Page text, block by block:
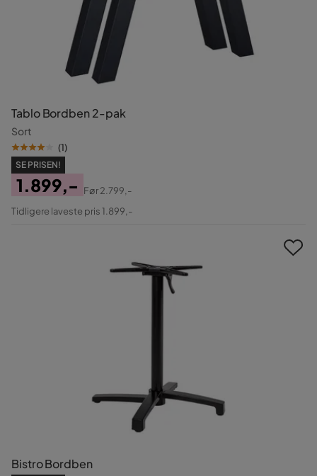
Tablo Bordben 2-pak
Sort
(1)
SE PRISEN!
Pris
1.899,-
Original
Før2.799,-
Tidligere laveste pris 1.899,-
Bistro Bordben